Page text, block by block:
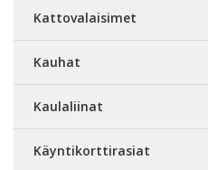
Kattovalaisimet
Kauhat
Kaulaliinat
Käyntikorttirasiat